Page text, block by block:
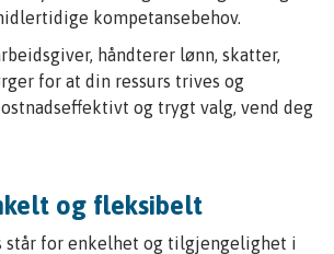
kompetansebehov.
håndterer lønn, skatter,
for at din ressurs trives og
og trygt valg, vend deg
og fleksibelt
står for enkelhet og tilgjengelighet i